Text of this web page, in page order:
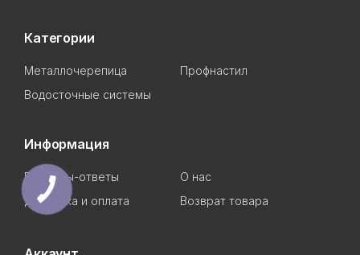
Категории
Металлочерепица
Профнастил
Водосточные системы
Информация
Вопросы-ответы
О нас
Доставка и оплата
Возврат товара
КНОПКА
СВЯЗИ